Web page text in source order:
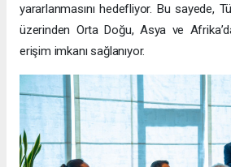
yararlanmasını hedefliyor. Bu sayede,
üzerinden Orta Doğu, Asya ve
erişim imkanı sağlanıyor.